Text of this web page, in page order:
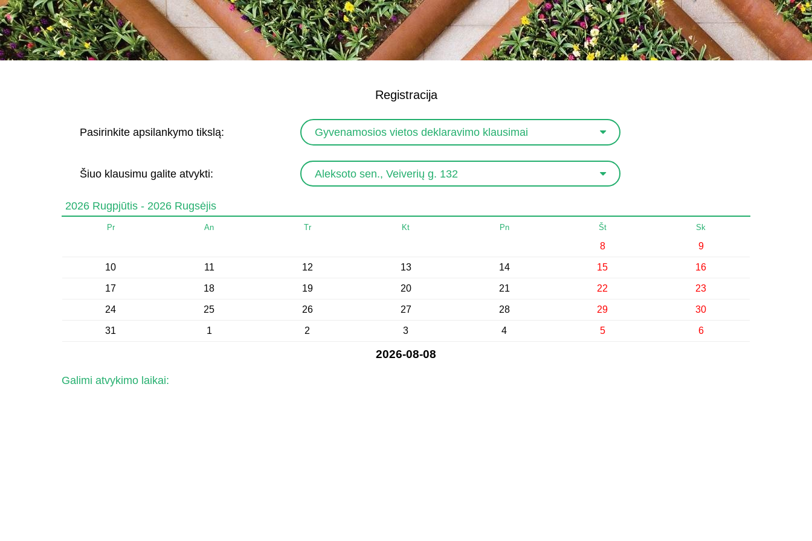
Registracija
Pasirinkite apsilankymo tikslą: Gyvenamosios vietos deklaravimo klausimai
Šiuo klausimu galite atvykti: Aleksoto sen., Veiverių g. 132
2026 Rugpjūtis - 2026 Rugsėjis
Pr An Tr Kt Pn Št Sk
8 9
10 11 12 13 14 15 16
17 18 19 20 21 22 23
24 25 26 27 28 29 30
31 1 2 3 4 5 6
2026-08-08
Galimi atvykimo laikai: